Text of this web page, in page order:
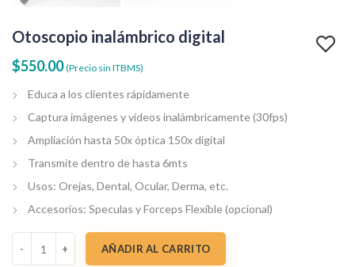
Otoscopio inalámbrico digital
$550.00 (Precio sin ITBMS)
Educa a los clientes rápidamente
Captura imágenes y vídeos inalámbricamente (30fps)
Ampliación hasta 50x óptica 150x digital
Transmite dentro de hasta 6mts
Usos: Orejas, Dental, Ocular, Derma, etc.
Accesorios: Speculas y Forceps Flexible (opcional)
Otoscopio inalámbrico digital cantidad
AÑADIR AL CARRITO